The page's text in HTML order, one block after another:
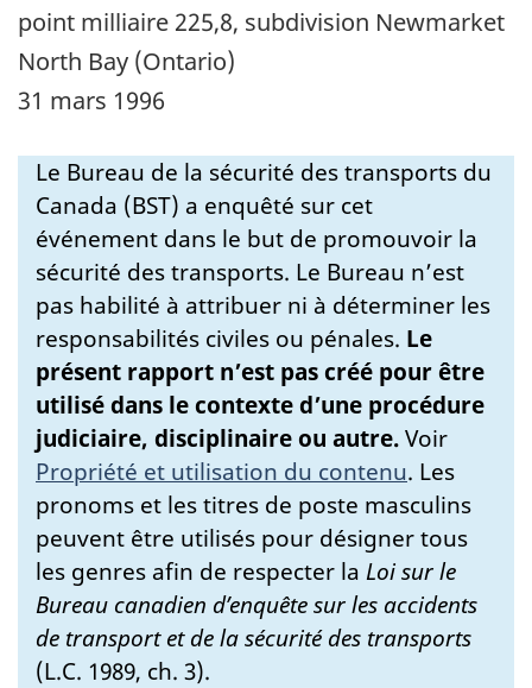
point milliaire 225,8, subdivision Newmarket
North Bay (Ontario)
31 mars 1996
Le Bureau de la sécurité des transports du
Canada (BST) a enquêté sur cet
événement dans le but de promouvoir la
sécurité des transports. Le Bureau n’est
pas habilité à attribuer ni à déterminer les
responsabilités civiles ou pénales. Le
présent rapport n’est pas créé pour être
utilisé dans le contexte d’une procédure
judiciaire, disciplinaire ou autre.Voir
Propriété et utilisation du contenu. Les
pronoms et les titres de poste masculins
peuvent être utilisés pour désigner tous
les genres afin de respecter la Loi sur le
Bureau canadien d’enquête sur les accidents
de transport et de la sécurité des transports
(L.C. 1989, ch. 3).